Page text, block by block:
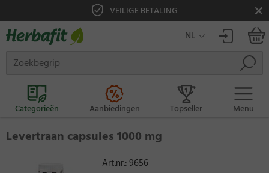
VEILIGE BETALING
NL
Categorieën Aanbiedingen Topseller Menu
Levertraan capsules 1000 mg
Art.nr.:9656